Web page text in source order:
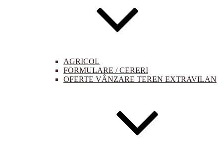
AGRICOL
FORMULARE / CERERI
OFERTE VÂNZARE TEREN EXTRAVILAN